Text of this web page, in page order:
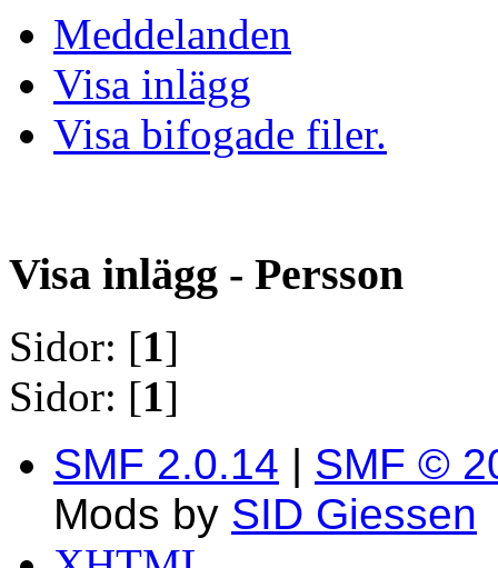
Meddelanden
Visa inlägg
Visa bifogade filer.
Visa inlägg - Persson
Sidor: [1]
Sidor: [1]
SMF 2.0.14 | SMF ©
Mods by SID Giessen